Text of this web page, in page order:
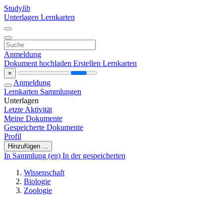
Studylib
Unterlagen Lernkarten
Anmeldung
Dokument hochladen Erstellen Lernkarten
×
Anmeldung
Lernkarten Sammlungen
Unterlagen
Letzte Aktivität
Meine Dokumente
Gespeicherte Dokumente
Profil
Hinzufügen ...
In Sammlung (en) In der gespeicherten
Wissenschaft
Biologie
Zoologie